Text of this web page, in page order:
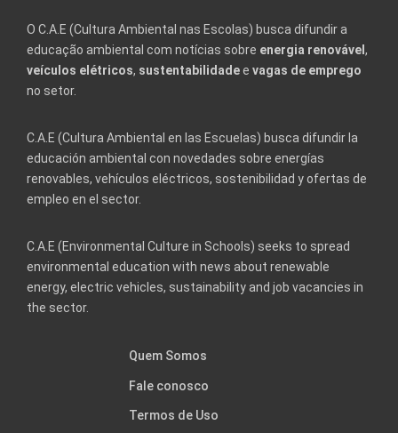
O C.A.E (Cultura Ambiental nas Escolas) busca difundir a
educação ambiental com notícias sobre energia renovável ,
veículos elétricos, sustentabilidadee vagas de emprego
no setor.
C.A.E (Cultura Ambiental en las Escuelas) busca difundir la
educación ambiental con novedades sobre energías
renovables, vehículos eléctricos, sostenibilidad y ofertas de
empleo en el sector.
C.A.E (Environmental Culture in Schools) seeks to spread
environmental education with news about renewable
energy, electric vehicles, sustainability and job vacancies in
the sector.
Quem Somos
Fale conosco
Termos de Uso